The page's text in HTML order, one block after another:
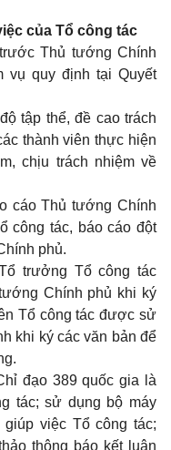
của Tổ công tác
Thủ tướng Chính
vụ quy định tại Quyết
tập thể, đề cao trách
thành viên thực hiện
chịu trách nhiệm về
cáo Thủ tướng Chính
ổcông tác, báo cáo đột
phủ.
trưởng Tổ công tác
Chính phủ khi ký
Tổ công tác được sử
khi ký các văn bản để
đạo 389 quốc gia là
tác; sử dụng bộ máy
việc Tổ công tác;
thông báo kết luận